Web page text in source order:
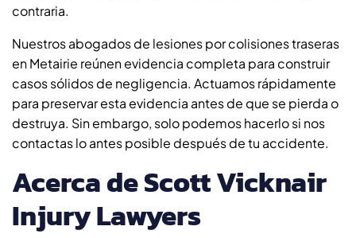
contraria.
Nuestros abogados de lesiones por colisiones traseras
en Metairie reúnen evidencia completa para construir
casos sólidos de negligencia. Actuamos rápidamente
para preservar esta evidencia antes de que se pierda o
destruya. Sin embargo, solo podemos hacerlo si nos
contactas lo antes posible después de tu accidente.
Acerca de Scott Vicknair
Injury Lawyers